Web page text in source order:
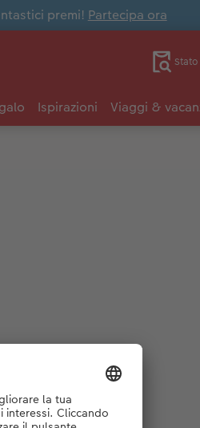
premi! Partecipa ora
Ispirazioni Viaggi &